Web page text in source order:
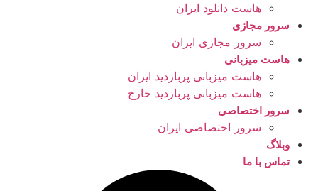
هاست دانلود ایران
سرور مجازی
سرور مجازی ایران
هاست میزبانی
هاست میزبانی پربازدید ایران
هاست میزبانی پربازدید خارج
سرور اختصاصی
سرور اختصاصی ایران
وبلاگ
تماس با ما